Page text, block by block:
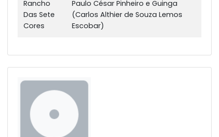
Rancho
Das Sete
Cores
Paulo César Pinheiro e Guinga
(Carlos Althier de Souza Lemos
Escobar)